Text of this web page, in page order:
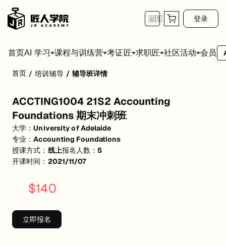
🇺🇸 登录
首页AI 学习 课程与训练营 考证匠 求职匠 社区活动 会员
活动形式: 线上
开始日期: 2021/11/7
已有 5 名同学报名参加
关联大学:University of Adelaide
匠人学院提供高质量的IT培训课程和Workshop，帮助学员掌握实用技能
首页 / 培训辅导 / 辅导班详情
ACCTING1004 21S2 Accounting
Foundations 期末冲刺班
大学：University of Adelaide
专业：Accounting Foundations
授课方式： 线上报名人数：5
开课时间： 2021/11/07
$140
立即报名